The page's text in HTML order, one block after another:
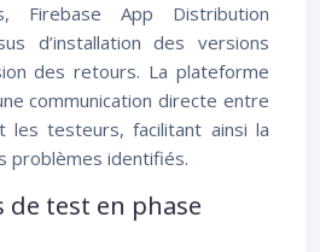
Firebase App Distribution
d’installation des versions
des retours. La plateforme
communication directe entre
les testeurs, facilitant ainsi la
problèmes identifiés.
test en phase